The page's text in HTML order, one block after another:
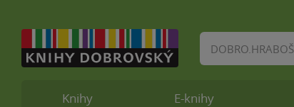
Knihy E-knihy
Vyhledávání